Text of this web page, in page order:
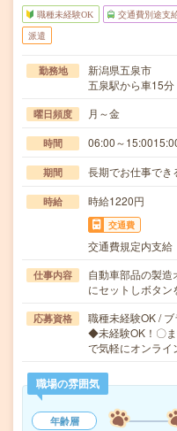
職種未経験OK 交通費別途支
派遣
勤務地
新潟県五泉市
五泉駅から車15分
曜日頻度 月～金
時間 06:00～
期間 長期でお仕事でき
時給 時給1220円
交通費
交通費規定内支給
仕事内容
自動車部品の製
にセットしボタ
応募資格
職種未経験OK /
◆未経験OK！〇
で気軽にオンラ
職場の雰囲気
年齢層